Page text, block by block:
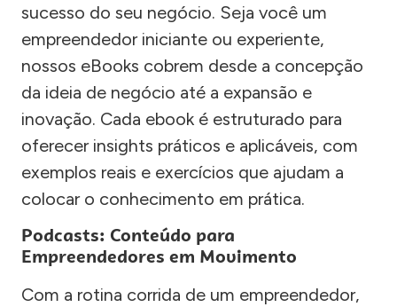
sucesso do seu negócio. Seja você um
empreendedor iniciante ou experiente,
nossos eBooks cobrem desde a concepção
da ideia de negócio até a expansão e
inovação. Cada ebook é estruturado para
oferecer insights práticos e aplicáveis, com
exemplos reais e exercícios que ajudam a
colocar o conhecimento em prática.
Podcasts: Conteúdo para
Empreendedores em Movimento
Com a rotina corrida de um empreendedor,